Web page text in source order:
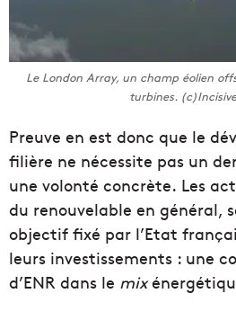
Le London Array, un champ éolien
turbines.
Preuve en est donc que le
filière ne nécessite pas un
une volonté concrète. Les
du renouvelable en général,
objectif fixé par l’Etat
leurs investissements : une
d’ENR dans le mix